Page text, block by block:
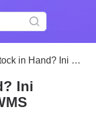
Ini Saatnya Pakai Sistem WMS
Ini